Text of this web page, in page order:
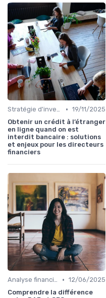
Stratégie d'investissement • 19/11/2025
Obtenir un crédit à l’étranger
en ligne quand on est
interdit bancaire : solutions
et enjeux pour les directeurs
financiers
Analyse financière • 12/06/2025
Comprendre la différence